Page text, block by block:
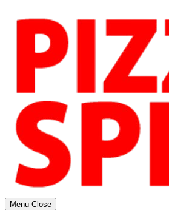
Menu Close